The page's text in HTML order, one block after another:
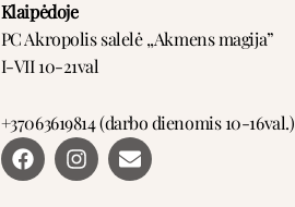
Klaipėdoje
PC Akropolis salelė ,,Akmens magija”
I-VII 10-21val
+37063619814 (darbo dienomis 10-16val.)
F
a
c
I
n
s
E
n
v